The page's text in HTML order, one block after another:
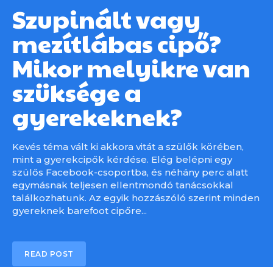
Szupinált vagy
mezítlábas cipő?
Mikor melyikre van
szüksége a
gyerekeknek?
Kevés téma vált ki akkora vitát a szülők körében,
mint a gyerekcipők kérdése. Elég belépni egy
szülős Facebook-csoportba, és néhány perc alatt
egymásnak teljesen ellentmondó tanácsokkal
találkozhatunk. Az egyik hozzászóló szerint minden
gyereknek barefoot cipőre...
READ POST